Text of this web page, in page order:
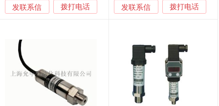
发联系信 拨打电话 发联系信 拨打电话